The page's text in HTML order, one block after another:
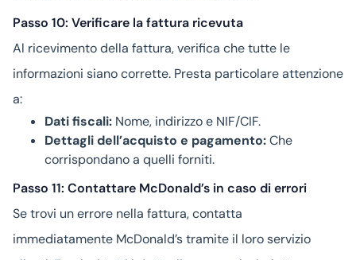
Passo 10: Verificare la fattura ricevuta
Al ricevimento della fattura, verifica che tutte le
informazioni siano corrette. Presta particolare attenzione
a:
Dati fiscali: Nome, indirizzo e NIF/CIF.
Dettagli dell’acquisto e pagamento:Che
corrispondano a quelli forniti.
Passo 11: Contattare McDonald’s in caso di errori
Se trovi un errore nella fattura, contatta
immediatamente McDonald’s tramite il loro servizio